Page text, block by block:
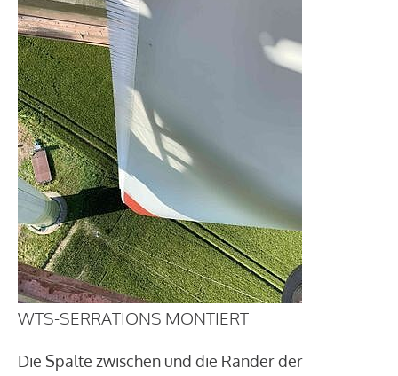
WTS-SERRATIONS MONTIERT
Die Spalte zwischen und die Ränder der